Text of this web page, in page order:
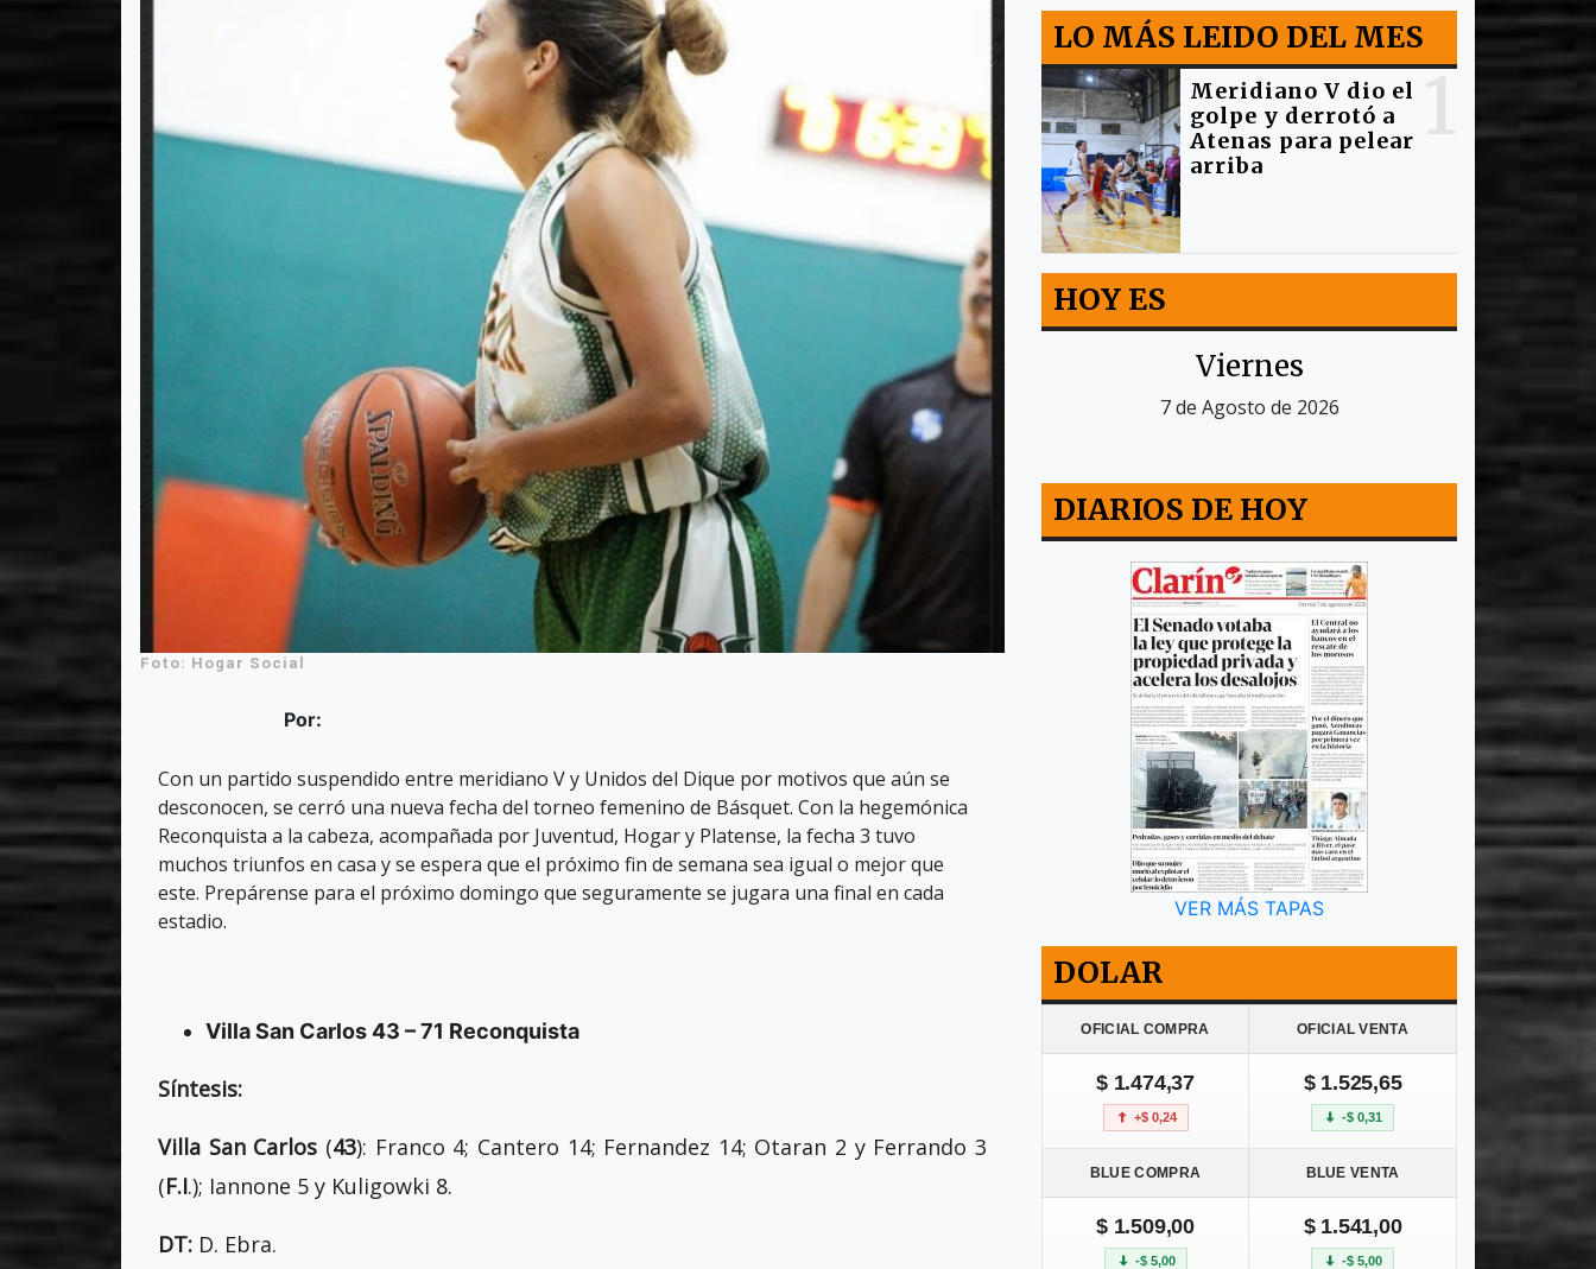
Foto: Hogar Social
Por:
Con un partido suspendido entre meridiano V y Unidos del Dique por motivos que aún se
desconocen, se cerró una nueva fecha del torneo femenino de Básquet. Con la hegemónica
Reconquista a la cabeza, acompañada por Juventud, Hogar y Platense, la fecha 3 tuvo
muchos triunfos en casa y se espera que el próximo fin de semana sea igual o mejor que
este. Prepárense para el próximo domingo que seguramente se jugara una final en cada
estadio.
Villa San Carlos 43 – 71 Reconquista
Síntesis:
Villa San Carlos (43): Franco 4; Cantero 14; Fernandez 14; Otaran 2 y Ferrando 3
(F.I.); Iannone 5 y Kuligowki 8.
DT: D. Ebra.
LO MÁS LEIDO DEL MES
Meridiano V dio el
golpe y derrotó a
Atenas para pelear
arriba
HOY ES
Viernes
7 de Agosto de 2026
DIARIOS DE HOY
VER MÁS TAPAS
DOLAR
OFICIAL COMPRA OFICIAL VENTA
$ 1.474,37
+$ 0,24
$ 1.525,65
-$ 0,31
BLUE COMPRA BLUE VENTA
$ 1.509,00
-$ 5,00
$ 1.541,00
-$ 5,00